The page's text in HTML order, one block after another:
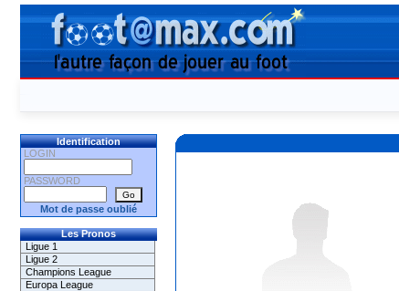
Identification
LOGIN
PASSWORD
Mot de passe oublié
Les Pronos
Ligue 1
Ligue 2
Champions League
Europa League